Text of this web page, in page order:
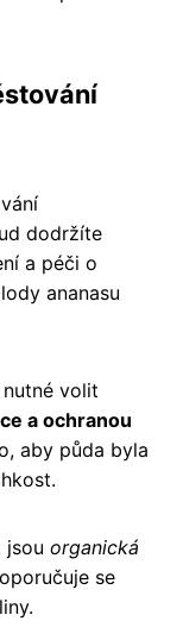
dodržíte
a péči o
ananasu
volit
a ochranou
aby půda byla
jsou organická
se